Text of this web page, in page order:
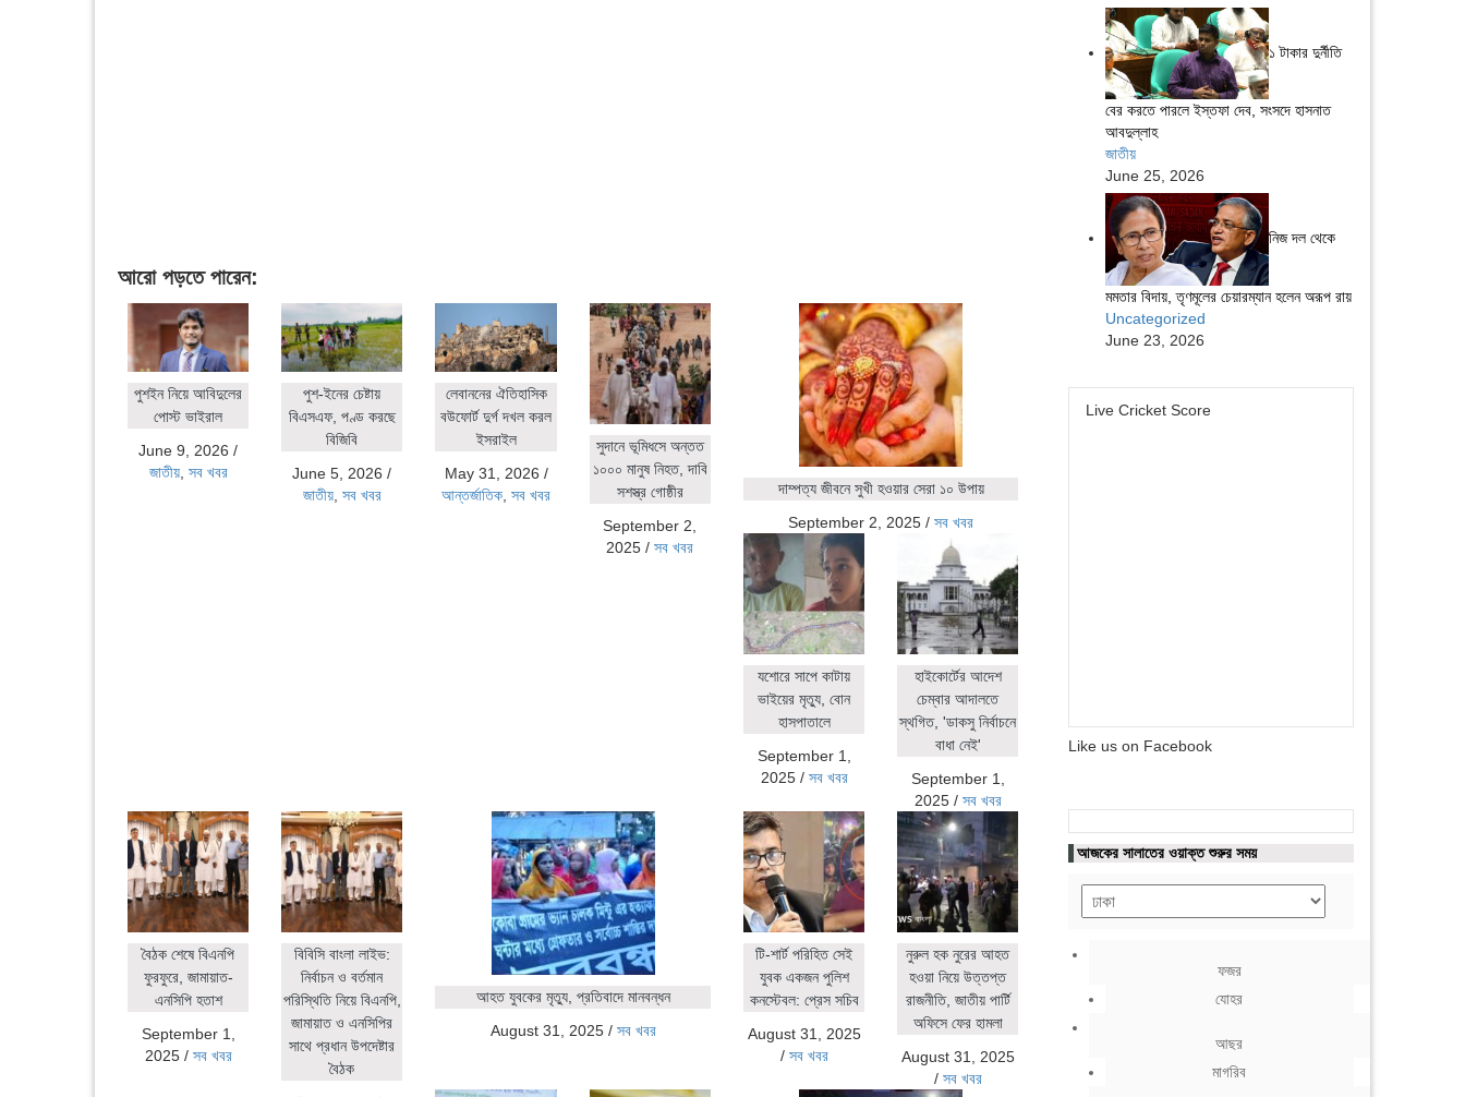
আরো পড়তে পারেন:
পুশইন নিয়ে আবিদুলের
পোস্ট ভাইরাল
June 9, 2026 /
জাতীয়, সব খবর
পুশ-ইনের চেষ্টায়
বিএসএফ, পণ্ড করছে
বিজিবি
June 5, 2026 /
জাতীয়, সব খবর
লেবাননের ঐতিহাসিক
বউফোর্ট দুর্গ দখল করল
ইসরাইল
May 31, 2026 /
আন্তর্জাতিক ,সব খবর
সুদানে ভূমিধসে অন্তত
১০০০ মানুষ নিহত, দাবি
সশস্ত্র গোষ্ঠীর
September 2,
2025 /সব খবর
দাম্পত্য জীবনে সুখী হওয়ার সেরা ১০ উপায়
September 2, 2025 /সব খবর
যশোরে সাপে কাটায়
ভাইয়ের মৃত্যু, বোন
হাসপাতালে
September 1,
2025/ সব খবর
হাইকোর্টের আদেশ
চেম্বার আদালতে
স্থগিত, 'ডাকসু নির্বাচনে
বাধা নেই'
September 1,
2025/ সব খবর
বৈঠক শেষে বিএনপি
ফুরফুরে, জামায়াত-
এনসিপি হতাশ
September 1,
2025/ সব খবর
বিবিসি বাংলা লাইভ:
নির্বাচন ও বর্তমান
পরিস্থিতি নিয়ে বিএনপি,
জামায়াত ও এনসিপির
সাথে প্রধান উপদেষ্টার
বৈঠক
আহত যুবকের মৃত্যু, প্রতিবাদে মানবন্ধন
August 31, 2025/ সব খবর
টি-শার্ট পরিহিত সেই
যুবক একজন পুলিশ
কনস্টেবল: প্রেস সচিব
August 31, 2025
/ সব খবর
নুরুল হক নুরের আহত
হওয়া নিয়ে উত্তপ্ত
রাজনীতি, জাতীয় পার্টি
অফিসে ফের হামলা
August 31, 2025
/ সব খবর
১ টাকার দুর্নীতি
বের করতে পারলে ইস্তফা দেব, সংসদে হাসনাত
আবদুল্লাহ
জাতীয়
June 25, 2026
নিজ দল থেকে
মমতার বিদায়, তৃণমূলের চেয়ারম্যান হলেন অরূপ রায়
Uncategorized
June 23, 2026
Live Cricket Score
Like us on Facebook
আজকের সালাতের ওয়াক্ত শুরুর সময়
ফজর
যোহর
আছর
মাগরিব